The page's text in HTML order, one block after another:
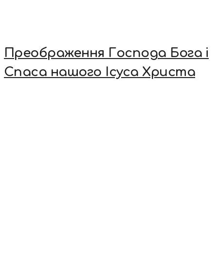
Преображення Господа Бога і
Спаса нашого Ісуса Христа